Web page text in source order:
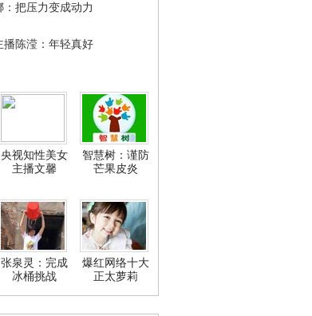
把压力变成动力
播陈滢：年轻真好
央视知性美女
主播文馨
智慧树：谨防
芒果皮炎
张泉灵：完成
冰桶挑战
爆红网络十大
正太萝莉